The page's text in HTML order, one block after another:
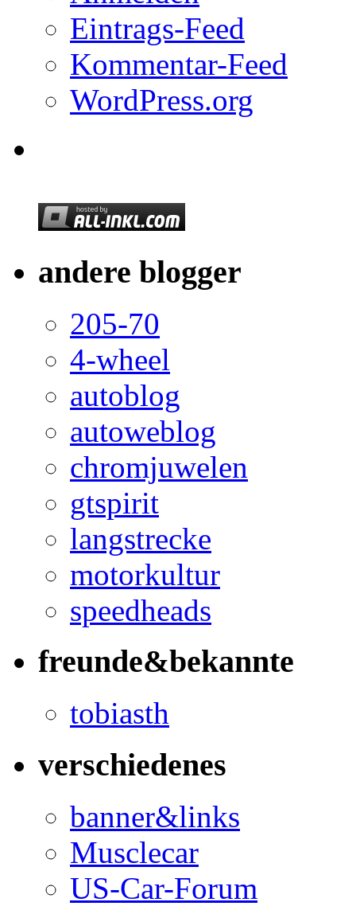
Eintrags-Feed
Kommentar-Feed
WordPress.org
andere blogger
205-70
4-wheel
autoblog
autoweblog
chromjuwelen
gtspirit
langstrecke
motorkultur
speedheads
freunde&bekannte
tobiasth
verschiedenes
banner&links
Musclecar
US-Car-Forum